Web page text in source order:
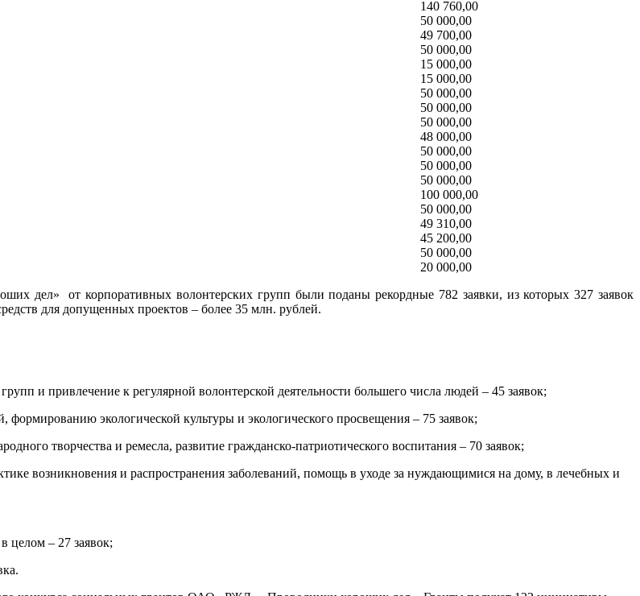
140 760,00
50 000,00
49 700,00
50 000,00
15 000,00
15 000,00
50 000,00
50 000,00
50 000,00
48 000,00
50 000,00
50 000,00
50 000,00
100 000,00
50 000,00
49 310,00
45 200,00
50 000,00
20 000,00
дел» от корпоративных волонтерских групп были поданы рекордные 782 заявки, из которых 327 заявок
для допущенных проектов – более 35 млн. рублей.
и привлечение к регулярной волонтерской деятельности большего числа людей – 45 заявок;
экологической культуры и экологического просвещения – 75 заявок;
творчества и ремесла, развитие гражданско-патриотического воспитания – 70 заявок;
возникновения и распространения заболеваний, помощь в уходе за нуждающимися на дому, в лечебных и
целом – 27 заявок;